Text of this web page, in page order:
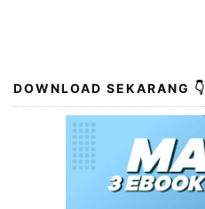
DOWNLOAD SEKARANG 👇